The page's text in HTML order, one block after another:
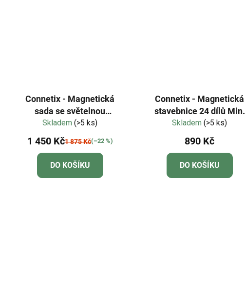
Connetix - Magnetická
sada se světelnou
hvězdou, 28 ks
Skladem(>5 ks)
1 450 Kč1 875 Kč(–22 %)
DO KOŠÍKU
Connetix - Magnetická
stavebnice 24 dílů Mini
Pack
Skladem(>5 ks)
890 Kč
DO KOŠÍKU